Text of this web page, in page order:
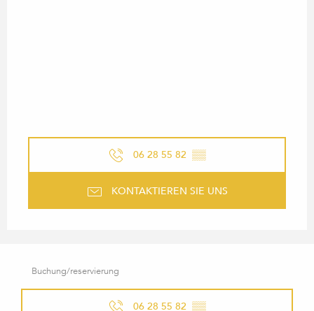
06 28 55 82 ▒▒
KONTAKTIEREN SIE UNS
Buchung/reservierung
06 28 55 82 ▒▒